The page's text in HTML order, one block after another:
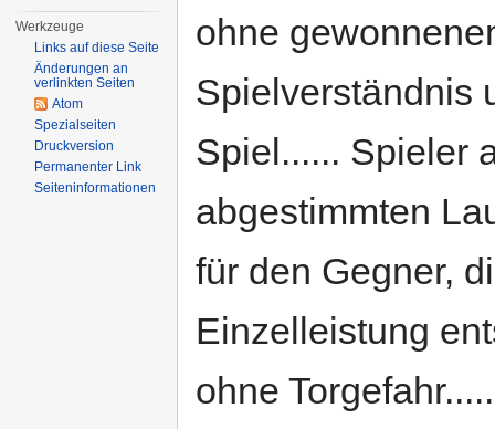
ohne
Spielverständnis
Spiel...... Spieler
abgestimmten
für den Gegner,
Einzelleistung
ohne Torgefahr.....
Werkzeuge
Links auf diese Seite
Änderungen an
verlinkten Seiten
Atom
Spezialseiten
Druckversion
Permanenter Link
Seiten­informationen